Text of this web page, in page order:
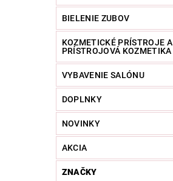
BIELENIE ZUBOV
KOZMETICKÉ PRÍSTROJE A
PRÍSTROJOVÁ KOZMETIKA
VYBAVENIE SALÓNU
DOPLNKY
NOVINKY
AKCIA
ZNAČKY